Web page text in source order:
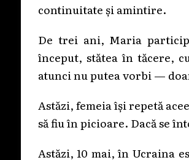
continuitate și amintire.
De trei ani, Maria
început, stătea în tăcere,
atunci nu putea vorbi —
Astăzi, femeia își repetă
să fiu în picioare. Dacă se
Astăzi, 10 mai, în Ucraina